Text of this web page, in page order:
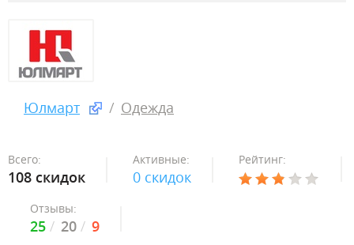
Юлмарт Одежда
Всего:
108 скидок
Активные:
0 скидок
Рейтинг:
Отзывы:
25 20 9